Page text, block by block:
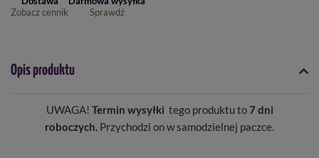
Zobacz cennik
Sprawdź
Opis produktu
UWAGA! Termin wysyłki tego produktu to7 dni
roboczych. Przychodzi on w samodzielnej paczce.